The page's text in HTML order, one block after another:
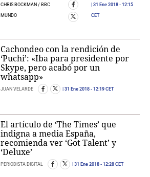
CHRIS BOCKMAN / BBC
MUNDO
31 Ene 2018- 12:15
CET
Cachondeo con la rendición de
‘Puchi’: «Iba para presidente por
Skype, pero acabó por un
whatsapp»
JUAN VELARDE 31 Ene 2018 - 12:19 CET
El artículo de ‘The Times’ que
indigna a media España,
recomienda ver ‘Got Talent’ y
‘Deluxe’
PERIODISTA DIGITAL 31 Ene 2018 - 12:28 CET